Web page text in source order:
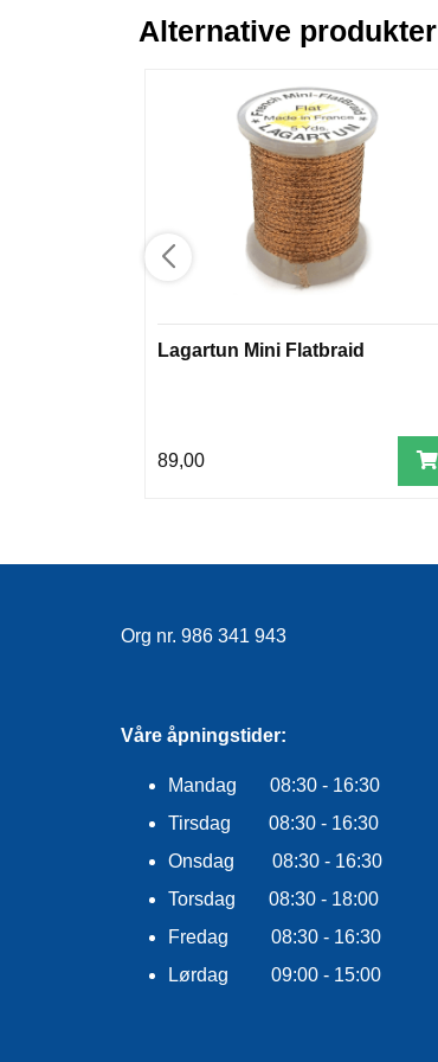
Alternative produkter
Lagartun Mini Flatbraid
89,00
Org nr. 986 341 943
Våre åpningstider:
Mandag 08:30 - 16:30
Tirsdag 08:30 - 16:30
Onsdag 08:30 - 16:30
Torsdag 08:30 - 18:00
Fredag 08:30 - 16:30
Lørdag 09:00 - 15:00